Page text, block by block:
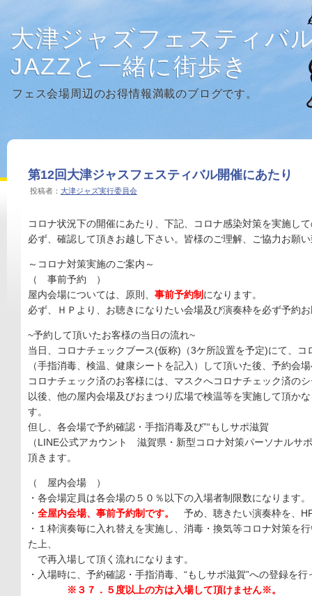
大津ジャズフェスティバ
JAZZと一緒に街歩き
フェス会場周辺のお得情報満載のブログです。
第12回大津ジャスフェスティバル開催にあたり
投稿者： 大津ジャズ実行委員会
コロナ状況下の開催にあたり、下記、コロナ感染対策を実施し
必ず、確認して頂きお越し下さい。皆様のご理解、ご協力お願
～コロナ対策実施のご案内～
（ 事前予約 ）
屋内会場については、原則、 事前予約制 になります。
必ず、ＨＰより、お聴きになりたい会場及び演奏枠を必ず予約
~予約して頂いたお客様の当日の流れ~
当日、コロナチェックブース(仮称)（3ケ所設置を予定)にて、コ
（手指消毒、検温、健康シートを記入）して頂いた後、予約会
コロナチェック済のお客様には、マスクへコロナチェック済の
以後、他の屋内会場及びおまつり広場で検温等を実施して頂か
す。
但し、各会場で予約確認・手指消毒及び”“もしサポ滋賀
（LINE公式アカウント 滋賀県・新型コロナ対策パーソナルサ
頂きます。
（ 屋内会場 ）
・各会場定員は各会場の５０％以下の入場者制限数になります。
・ 全屋内会場、事前予約制です。
予め、聴きたい演奏枠を、
・１枠演奏毎に入れ替えを実施し、消毒・換気等コロナ対策を
た上、
で再入場して頂く流れになります。
・入場時に、予約確認・手指消毒、“もしサポ滋賀”への登録を
※３７．５度以上の方は入場して頂けません※。